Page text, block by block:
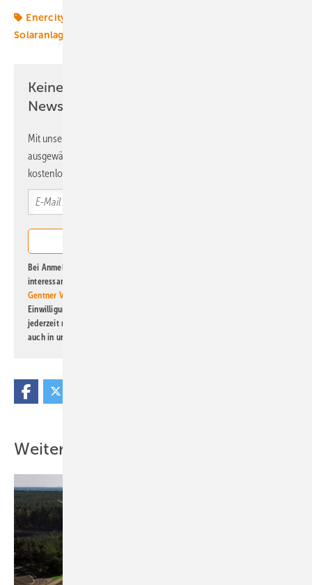
Enercity
Solaranlage
Keine Zeit? Kein Problem mit dem ERE
Newsletter!
Mit unserem Newsletter erhalten Sie regelmäßig von uns
ausgewählte Informationen und Neuigkeiten, gebündelt und
kostenlos direkt ins Postfach.
Bei Anmeldung zu diesem Newsletter bin ich damit einverstanden, über
interessante Verlags- und Online-Angebote
Gentner Verlag GmbH & Co. KG
Einwilligung kann ich jederzeit widerrufen und eine Abmeldung ist
jederzeit möglich. Informationen zum Umgang mit Daten finden Sie
auch in unserer
Weitere Inhalte